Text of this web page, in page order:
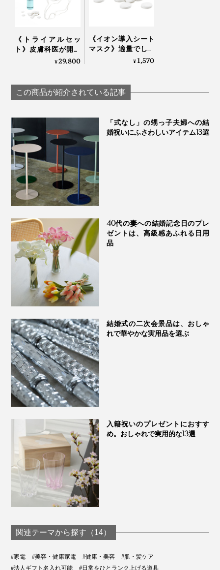
まさに、“顔だけサウナ”。まるで、お風呂上がりのよう
実際、メーカーによると、何もつけていない肌に、本機
218％にアップしたそう（株式会社SOUKENにてテス
ト）
疲れているのに、お風呂にもサウナにも行けない、忙し
い時こそ、“顔だけサウナ”でリフレッシュを。
ふだんの洗顔やクレンジングに、スチームを足すこと
で、落としにくい角質層の汚れまでケアできます。
※1：クレンジングシートでしっかり拭き取った状態
※2：1分間スチームを当てた後、クレンジングシートでしっかり拭き取った状態
〈特長2〉
独自開発の「スパイラル噴射」
うずまき状に回転しながら、噴射するミストを独自開
発。スチームが、顔を広範囲に包み込んでくれます。
〈特長3〉
スチームの角度は3段階調整
《トライアルセッ
ト》皮膚科医が開発
した、1回30秒でイオ
水・シートマスク｜
Broad Ion
¥29,800
《イオン導入シート
マスク》適量でしっ
かり潤う｜コインマ
¥1,570
この商品が紹介されている記事
「式なし」の甥っ子夫婦への結
婚祝いにふさわしいアイテム13選
40代の妻への結婚記念日のプレ
ゼントは、高級感あふれる日用
品
結婚式の二次会景品は、おしゃ
れで華やかな実用品を選ぶ
入籍祝いのプレゼントにおすす
め。おしゃれで実用的な13選
関連テーマから探す（14）
#家電 #美容・健康家電 #健康・美容
#肌・髪ケア
#法人ギフト名入れ可能
#日常をひとランク上げる道具